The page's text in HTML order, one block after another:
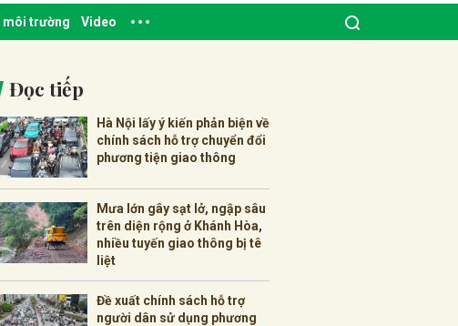
môi trường Video
Đọc tiếp
Hà Nội lấy ý kiến phản biện về
chính sách hỗ trợ chuyển đổi
phương tiện giao thông
Mưa lớn gây sạt lở, ngập sâu
trên diện rộng ở Khánh Hòa,
nhiều tuyến giao thông bị tê
liệt
Đề xuất chính sách hỗ trợ
người dân sử dụng phương